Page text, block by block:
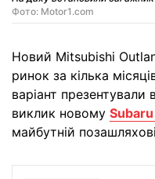
Фото: Motor1.com
Новий Mitsubishi
ринок за кілька
варіант презентували
виклик новому
майбутній